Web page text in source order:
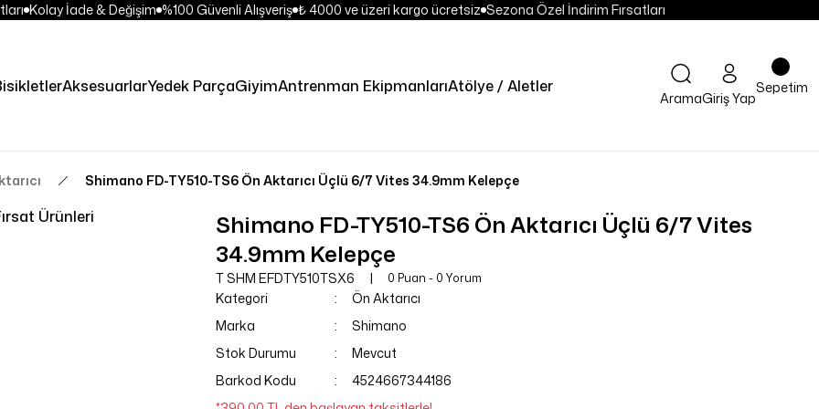
Kolay İade & Değişim %100 Güvenli Alışveriş ₺ 4000 ve üzeri kargo ücretsiz Sezona Özel İndirim Fırsatları
AksesuarlarYedek ParçaGiyimAntrenman EkipmanlarıAtölye / Aletler
Ürünleri
AramaGiriş Yap
Sepetim
Shimano FD-TY510-TS6 Ön Aktarıcı Üçlü 6/7 Vites 34.9mm Kelepçe
Shimano FD-TY510-TS6 Ön Aktarıcı Üçlü 6/7 Vites
34.9mm Kelepçe
T SHM EFDTY510TSX6 0 Puan - 0 Yorum
Kategori
Ön Aktarıcı
Marka
Shimano
Stok Durumu
Mevcut
Barkod Kodu
4524667344186